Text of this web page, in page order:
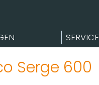
SERVICE
Serge 600